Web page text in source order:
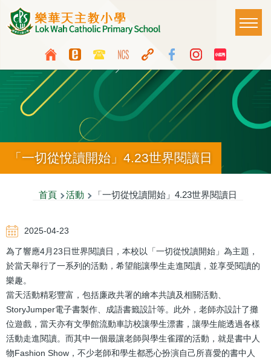
移至主內容
Top
Media
Icon
Button
Language
switcher
Main
「一切從悅讀開始」4.23世界閱讀日
連
結
首頁 活動 「一切從悅讀開始」4.23世界閱讀日
2025-04-23
為了響應4月23日世界閱讀日，本校以「一切從悅讀開始」為主題，
於當天舉行了一系列的活動，希望能讓學生走進閱讀，並享受閱讀的
樂趣。
當天活動精彩豐富，包括廉政共署的繪本共讀及相關活動、
StoryJumper電子書製作、成語書籤設計等。此外，老師亦設計了攤
位遊戲，當天亦有文學館流動車訪校讓學生漂書，讓學生能透過各樣
活動走進閱讀。而其中一個最讓老師與學生雀躍的活動，就是書中人
物Fashion Show，不少老師和學生都悉心扮演自己所喜愛的書中人